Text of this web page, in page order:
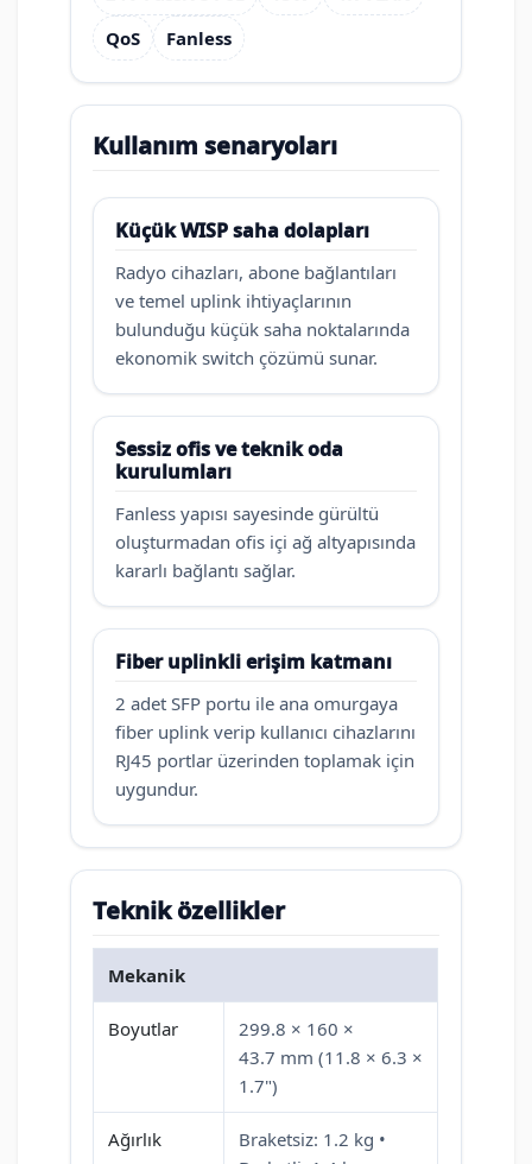
QoS
Fanless
Kullanım senaryoları
Küçük WISP saha dolapları
Radyo cihazları, abone bağlantıları
ve temel uplink ihtiyaçlarının
bulunduğu küçük saha noktalarında
ekonomik switch çözümü sunar.
Sessiz ofis ve teknik oda
kurulumları
Fanless yapısı sayesinde gürültü
oluşturmadan ofis içi ağ altyapısında
kararlı bağlantı sağlar.
Fiber uplinkli erişim katmanı
2 adet SFP portu ile ana omurgaya
fiber uplink verip kullanıcı cihazlarını
RJ45 portlar üzerinden toplamak için
uygundur.
Teknik özellikler
Mekanik
Boyutlar
299.8 × 160 ×
43.7 mm (11.8 × 6.3 ×
1.7")
Ağırlık
Braketsiz: 1.2 kg •